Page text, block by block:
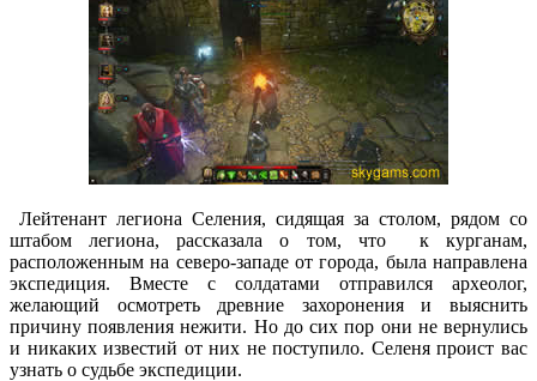
Лейтенант легиона Селения, сидящая за столом, рядом со
штабом легиона, рассказала о том, что к курганам,
расположенным на северо-западе от города, была направлена
экспедиция. Вместе с солдатами отправился археолог,
желающий осмотреть древние захоронения и выяснить
причину появления нежити. Но до сих пор они не вернулись
и никаких известий от них не поступило. Селеня проист вас
узнать о судьбе экспедиции.